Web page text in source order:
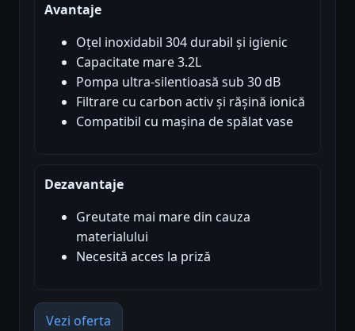
Avantaje
Oțel inoxidabil 304 durabil și igienic
Capacitate mare 3.2L
Pompa ultra-silentioasă sub 30 dB
Filtrare cu carbon activ și rășină ionică
Compatibil cu mașina de spălat vase
Dezavantaje
Greutate mai mare din cauza
materialului
Necesită acces la priză
Vezi oferta